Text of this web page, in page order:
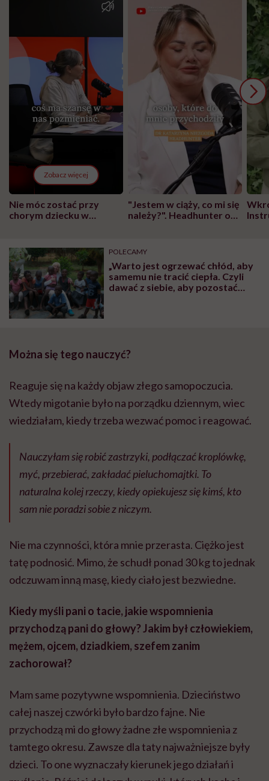
Zobacz więcej
Nie móc zostać przy
chorym dziecku w
może chyba tylko
głupota i brak
wyobraźni"
"Jestem w ciąży, co mi się
należy?". Headhunter o
pracy
POLECAMY
„Warto jest ogrzewać chłód, aby
samemu nie tracić ciepła. Czyli
dawać z siebie, aby pozostać
Można się tego nauczyć?
Reaguje się na każdy objaw złego samopoczucia.
Wtedy migotanie było na porządku dziennym, wiec
wiedziałam, kiedy trzeba wezwać pomoc i reagować.
Nauczyłam się robić zastrzyki, podłączać kroplówkę,
myć, przebierać, zakładać pieluchomajtki. To
naturalna kolej rzeczy, kiedy opiekujesz się kimś, kto
sam nie poradzi sobie z niczym.
Nie ma czynności, która mnie przerasta. Ciężko jest
tatę podnosić. Mimo, że schudł ponad 30 kg to jednak
odczuwam inną masę, kiedy ciało jest bezwiedne.
Kiedy myśli pani o tacie, jakie wspomnienia
przychodzą pani do głowy? Jakim był człowiekiem,
mężem, ojcem, dziadkiem, szefem zanim
zachorował?
Mam same pozytywne wspomnienia. Dzieciństwo
całej naszej czwórki było bardzo fajne. Nie
przychodzą mi do głowy żadne złe wspomnienia z
tamtego okresu. Zawsze dla taty najważniejsze były
dzieci. To one wyznaczały kierunek jego działań i